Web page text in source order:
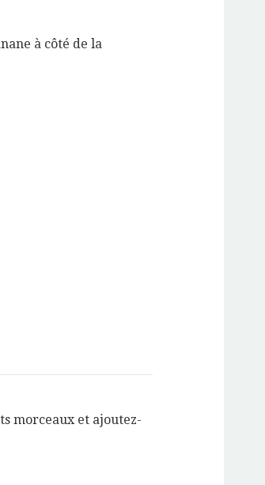
à côté de la
morceaux et ajoutez-